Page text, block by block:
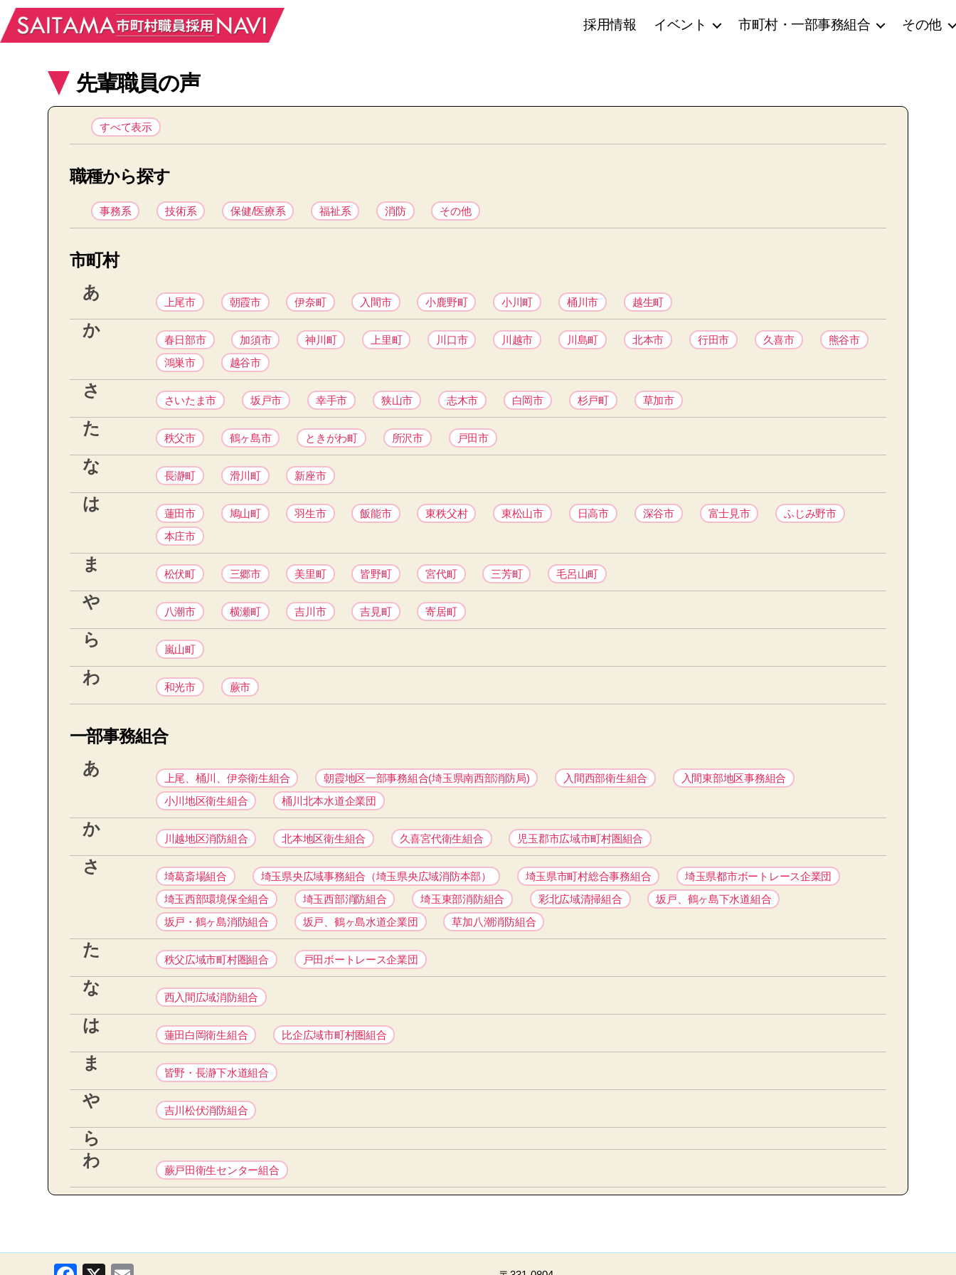
採用情報 イベント 市町村・一部事務組合 その他
先輩職員の声
すべて表示
職種から探す
事務系 技術系 保健/医療系 福祉系 消防 その他
市町村
あ
上尾市 朝霞市 伊奈町 入間市 小鹿野町 小川町 桶川市 越生町
か
春日部市 加須市 神川町 上里町 川口市 川越市 川島町 北本市 行田市 久喜市
熊谷市
鴻巣市
越谷市
さ
さいたま市 坂戸市 幸手市 狭山市 志木市 白岡市 杉戸町 草加市
た
秩父市 鶴ヶ島市 ときがわ町 所沢市 戸田市
な
長瀞町 滑川町 新座市
は
蓮田市 鳩山町 羽生市 飯能市 東秩父村 東松山市 日高市 深谷市 富士見市
ふじみ野市
本庄市
ま
松伏町 三郷市 美里町 皆野町 宮代町 三芳町 毛呂山町
や
八潮市 横瀬町 吉川市 吉見町 寄居町
ら
嵐山町
わ
和光市 蕨市
一部事務組合
あ
上尾、桶川、伊奈衛生組合 朝霞地区一部事務組合(埼玉県南西部消防局) 入間西部衛生組合
入間東部地区事務組合
小川地区衛生組合
桶川北本水道企業団
か
川越地区消防組合 北本地区衛生組合 久喜宮代衛生組合 児玉郡市広域市町村圏組合
さ
埼葛斎場組合 埼玉県央広域事務組合（埼玉県央広域消防本部） 埼玉県市町村総合事務組合
埼玉県都市ボートレース企業団
埼玉西部環境保全組合
埼玉西部消防組合 埼玉東部消防組合 彩北広域清掃組合
坂戸、鶴ヶ島下水道組合
坂戸・鶴ヶ島消防組合
坂戸、鶴ヶ島水道企業団 草加八潮消防組合
た
秩父広域市町村圏組合 戸田ボートレース企業団
な
西入間広域消防組合
は
蓮田白岡衛生組合 比企広域市町村圏組合
ま
皆野・長瀞下水道組合
や
吉川松伏消防組合
ら
わ
蕨戸田衛生センター組合